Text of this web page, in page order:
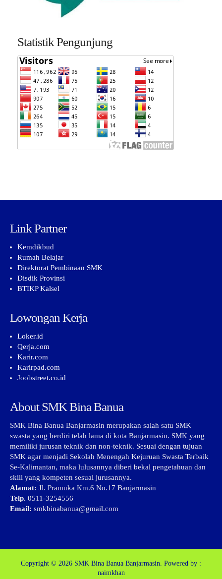
Statistik Pengunjung
Link Partner
Kemdikbud
Rumah Belajar
Direktorat Pembinaan SMK
Disdik Provinsi
BTIKP Kalsel
Lowongan Kerja
Loker.id
Qerja.com
Karir.com
Karirpad.com
Joobstreet.co.id
About SMK Bina Banua
SMK Bina Banua Banjarmasin merupakan salah satu SMK
swasta yang berdiri telah lama di kota Banjarmasin. SMK yang
memiliki jurusan teknik dan non-teknik. Sesuai dengan tujuan
SMK agar menjadi Sekolah Menengah Kejuruan Swasta Terbaik
Se-Kalimantan, maka lulusannya diberi bekal pengetahuan dan
skill yang kompeten sesuai jurusannya.
Alamat: Jl. Pramuka Km.6 No.17 Banjarmasin
Telp. 0511-3254556
Email: smkbinabanua@gmail.com
Copyright © 2026 SMK Bina Banua Banjarmasin. Powered by :
naimkhan